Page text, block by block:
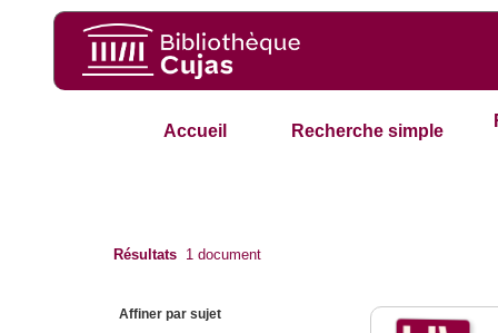
Accueil Recherche simple
Résultats 1 document
Affiner par sujet